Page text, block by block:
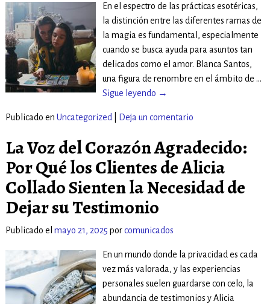
En el espectro de las prácticas esotéricas,
la distinción entre las diferentes ramas de
la magia es fundamental, especialmente
cuando se busca ayuda para asuntos tan
delicados como el amor. Blanca Santos,
una figura de renombre en el ámbito de …
Sigue leyendo →
Publicado en Uncategorized Deja un comentario
La Voz del Corazón Agradecido:
Por Qué los Clientes de Alicia
Collado Sienten la Necesidad de
Dejar su Testimonio
Publicado el mayo 21, 2025 porcomunicados
En un mundo donde la privacidad es cada
vez más valorada, y las experiencias
personales suelen guardarse con celo, la
abundancia de testimonios y Alicia